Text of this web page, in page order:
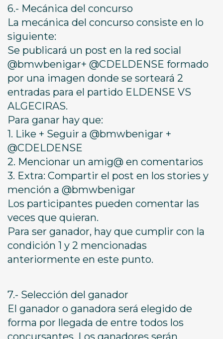
6.- Mecánica del concurso
La mecánica del concurso consiste en lo
siguiente:
Se publicará un post en la red social
@bmwbenigar+ @CDELDENSE formado
por una imagen donde se sorteará 2
entradas para el partido ELDENSE VS
ALGECIRAS.
Para ganar hay que:
1. Like + Seguir a @bmwbenigar +
@CDELDENSE
2. Mencionar un amig@ en comentarios
3. Extra: Compartir el post en los stories y
mención a @bmwbenigar
Los participantes pueden comentar las
veces que quieran.
Para ser ganador, hay que cumplir con la
condición 1 y 2 mencionadas
anteriormente en este punto.
7.- Selección del ganador
El ganador o ganadora será elegido de
forma por llegada de entre todos los